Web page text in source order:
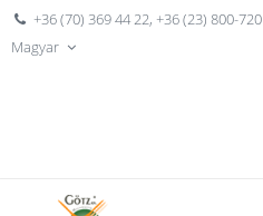
+36 (70) 369 44 22,+36 (23) 800-720
Magyar